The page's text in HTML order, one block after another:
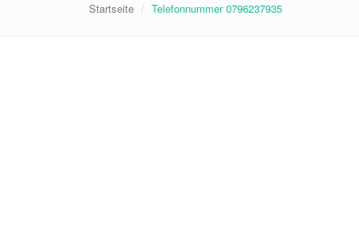
Startseite Telefonnummer 0796237935